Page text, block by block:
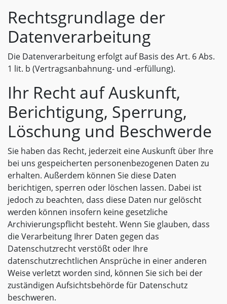
Rechtsgrundlage der
Datenverarbeitung
Die Datenverarbeitung erfolgt auf Basis des Art. 6 Abs.
1 lit. b (Vertragsanbahnung- und -erfüllung).
Ihr Recht auf Auskunft,
Berichtigung, Sperrung,
Löschung und Beschwerde
Sie haben das Recht, jederzeit eine Auskunft über Ihre
bei uns gespeicherten personenbezogenen Daten zu
erhalten. Außerdem können Sie diese Daten
berichtigen, sperren oder löschen lassen. Dabei ist
jedoch zu beachten, dass diese Daten nur gelöscht
werden können insofern keine gesetzliche
Archivierungspflicht besteht. Wenn Sie glauben, dass
die Verarbeitung Ihrer Daten gegen das
Datenschutzrecht verstößt oder Ihre
datenschutzrechtlichen Ansprüche in einer anderen
Weise verletzt worden sind, können Sie sich bei der
zuständigen Aufsichtsbehörde für Datenschutz
beschweren.